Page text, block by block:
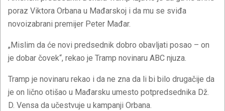
poraz Viktora Orbana u Mađarskoj i da mu se sviđa
novoizabrani premijer Peter Mađar.
„Mislim da će novi predsednik dobro obavljati posao – on
je dobar čovek“, rekao je Tramp novinaru ABC njuza.
Tramp je novinaru rekao i da ne zna da li bi bilo drugačije da
je on lično otišao u Mađarsku umesto potpredsednika Dž.
D. Vensa da učestvuje u kampanji Orbana.